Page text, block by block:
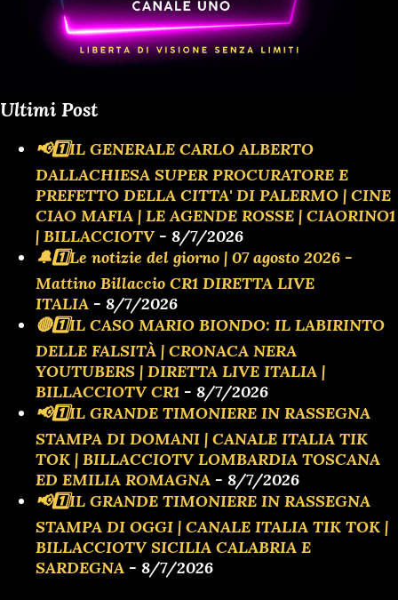
Ultimi Post
📢1️⃣IL GENERALE CARLO ALBERTO
DALLACHIESA SUPER PROCURATORE E
PREFETTO DELLA CITTA' DI PALERMO | CINE
CIAO MAFIA | LE AGENDE ROSSE | CIAORINO1
| BILLACCIOTV- 8/7/2026
🔔1️⃣Le notizie del giorno | 07 agosto 2026 -
Mattino Billaccio CR1 DIRETTA LIVE
ITALIA - 8/7/2026
🔴1️⃣IL CASO MARIO BIONDO: IL LABIRINTO
DELLE FALSITÀ | CRONACA NERA
YOUTUBERS | DIRETTA LIVE ITALIA |
BILLACCIOTV CR1 - 8/7/2026
📢1️⃣IL GRANDE TIMONIERE IN RASSEGNA
STAMPA DI DOMANI | CANALE ITALIA TIK
TOK | BILLACCIOTV LOMBARDIA TOSCANA
ED EMILIA ROMAGNA - 8/7/2026
📢1️⃣IL GRANDE TIMONIERE IN RASSEGNA
STAMPA DI OGGI | CANALE ITALIA TIK TOK |
BILLACCIOTV SICILIA CALABRIA E
SARDEGNA - 8/7/2026